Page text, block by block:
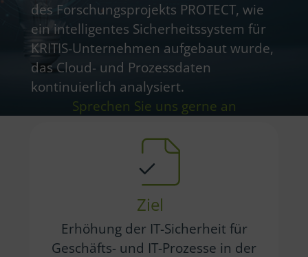
des Forschungsprojekts PROTECT, wie
ein intelligentes Sicherheitssystem für
KRITIS-Unternehmen aufgebaut wurde,
das Cloud- und Prozessdaten
kontinuierlich analysiert.
Sprechen Sie uns gerne an
Ziel
Erhöhung der IT-Sicherheit für
Geschäfts- und IT-Prozesse in der